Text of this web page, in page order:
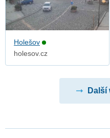
Holešov
holesov.cz
Další